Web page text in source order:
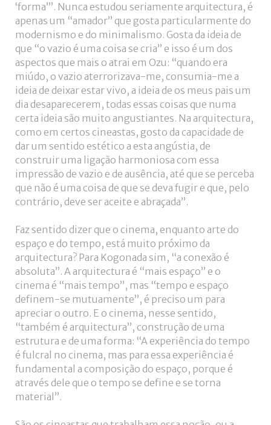
‘forma’”. Nunca estudou seriamente arquitectura, é
apenas um “amador” que gosta particularmente do
modernismo e do minimalismo. Gosta da ideia de
que “o vazio é uma coisa se cria” e isso é um dos
aspectos que mais o atrai em Ozu: “quando era
miúdo, o vazio aterrorizava-me, consumia-me a
ideia de deixar estar vivo, a ideia de os meus pais um
dia desaparecerem, todas essas coisas que numa
certa ideia são muito angustiantes. Na arquitectura,
como em certos cineastas, gosto da capacidade de
dar um sentido estético a esta angústia, de
construir uma ligação harmoniosa com essa
impressão de vazio e de ausência, até que se perceba
que não é uma coisa de que se deva fugir e que, pelo
contrário, deve ser aceite e abraçada”.
Faz sentido dizer que o cinema, enquanto arte do
espaço e do tempo, está muito próximo da
arquitectura? Para Kogonada sim, “a conexão é
absoluta”. A arquitectura é “mais espaço” e o
cinema é “mais tempo”, mas “tempo e espaço
definem-se mutuamente”, é preciso um para
apreciar o outro. E o cinema, nesse sentido,
“também é arquitectura”, construção de uma
estrutura e de uma forma: “A experiência do tempo
é fulcral no cinema, mas para essa experiência é
fundamental a composição do espaço, porque é
através dele que o tempo se define e se torna
material”.